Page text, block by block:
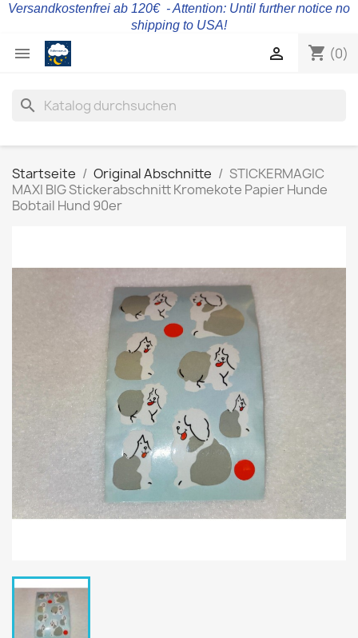
Versandkostenfrei ab 120€ - Attention: Until further notice no
shipping to USA!
 shopping_cart (0)

search
Startseite Original Abschnitte
STICKERMAGIC
MAXI BIG Stickerabschnitt Kromekote Papier Hunde
Bobtail Hund 90er